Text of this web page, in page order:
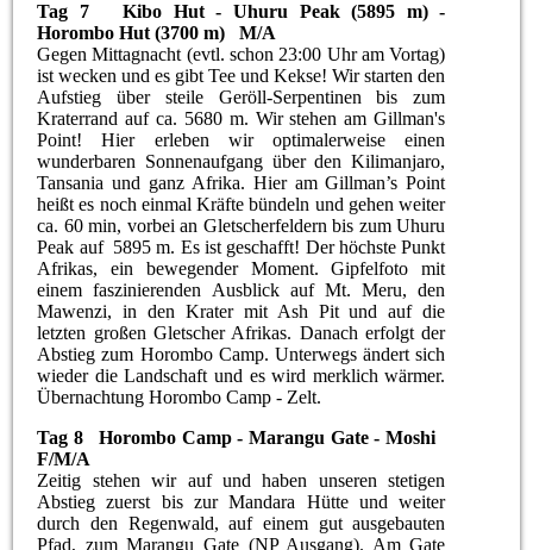
Tag 7 Kibo Hut - Uhuru Peak (5895 m) -
Horombo Hut (3700 m) M/A
Gegen Mittagnacht (evtl. schon 23:00 Uhr am Vortag)
ist wecken und es gibt Tee und Kekse! Wir starten den
Aufstieg über steile Geröll-Serpentinen bis zum
Kraterrand auf ca. 5680 m. Wir stehen am Gillman's
Point! Hier erleben wir optimalerweise einen
wunderbaren Sonnenaufgang über den Kilimanjaro,
Tansania und ganz Afrika. Hier am Gillman’s Point
heißt es noch einmal Kräfte bündeln und gehen weiter
ca. 60 min, vorbei an Gletscherfeldern bis zum Uhuru
Peak auf 5895 m. Es ist geschafft! Der höchste Punkt
Afrikas, ein bewegender Moment. Gipfelfoto mit
einem faszinierenden Ausblick auf Mt. Meru, den
Mawenzi, in den Krater mit Ash Pit und auf die
letzten großen Gletscher Afrikas. Danach erfolgt der
Abstieg zum Horombo Camp. Unterwegs ändert sich
wieder die Landschaft und es wird merklich wärmer.
Übernachtung Horombo Camp - Zelt.
Tag 8 Horombo Camp - Marangu Gate - Moshi
F/M/A
Zeitig stehen wir auf und haben unseren stetigen
Abstieg zuerst bis zur Mandara Hütte und weiter
durch den Regenwald, auf einem gut ausgebauten
Pfad, zum Marangu Gate (NP Ausgang). Am Gate